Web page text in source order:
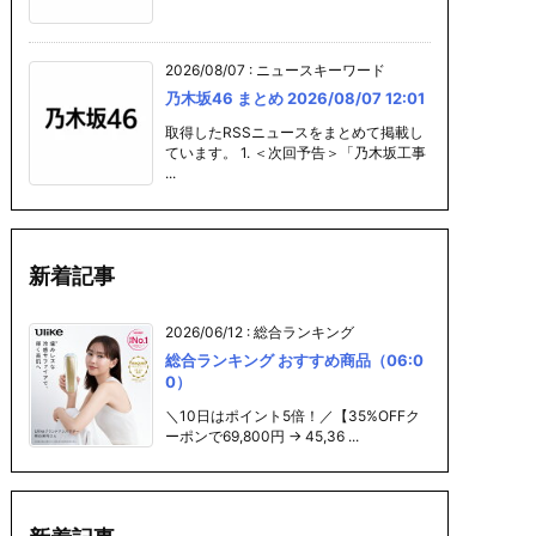
2026/08/07 : ニュースキーワード
乃木坂46 まとめ 2026/08/07 12:01
取得したRSSニュースをまとめて掲載し
ています。 1. ＜次回予告＞「乃木坂工事
...
新着記事
2026/06/12 : 総合ランキング
総合ランキング おすすめ商品（06:0
0）
＼10日はポイント5倍！／【35%OFFク
ーポンで69,800円 → 45,36 ...